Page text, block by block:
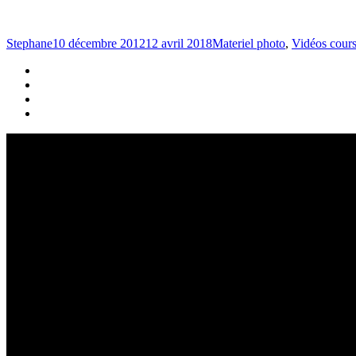
Stephane10 décembre 201212 avril 2018Materiel photo, Vidéos